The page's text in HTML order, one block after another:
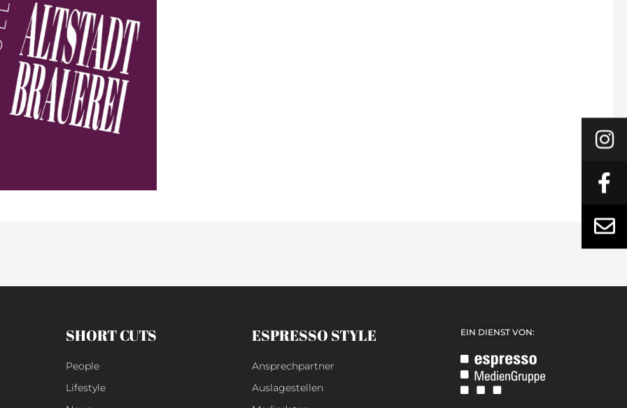
SHORT CUTS
People
Lifestyle
ESPRESSO STYLE
Ansprechpartner
Auslagestellen
EIN DIENST VON: